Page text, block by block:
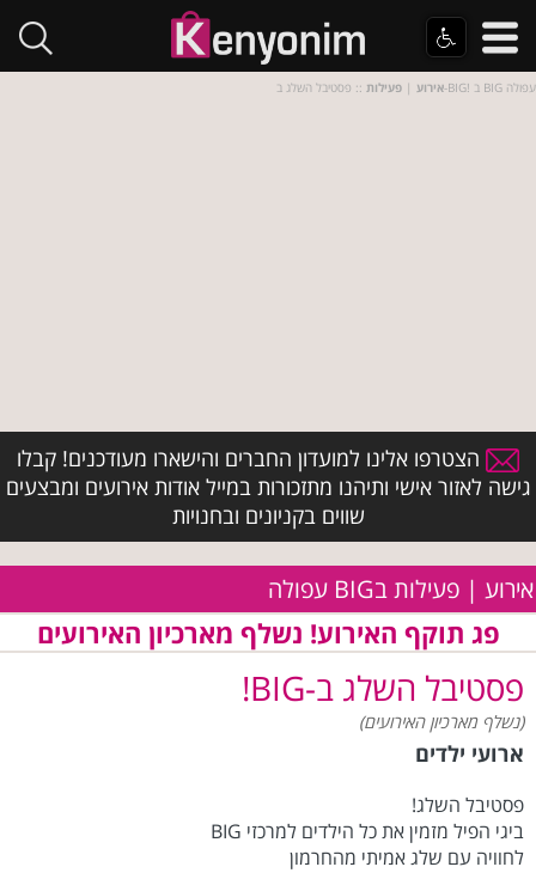
אירוע | פעילות :: פסטיבל השלג ב-BIG! ב BIG עפולה
הצטרפו אלינו למועדון החברים והישארו מעודכנים! קבלו
גישה לאזור אישי ותיהנו מתזכורות במייל אודות אירועים ומבצעים
שווים בקניונים ובחנויות
אירוע | פעילות בBIG עפולה
פג תוקף האירוע! נשלף מארכיון האירועים
פסטיבל השלג ב-BIG!
(נשלף מארכיון האירועים)
ארועי ילדים
פסטיבל השלג!
ביגי הפיל מזמין את כל הילדים למרכזי BIG
לחוויה עם שלג אמיתי מהחרמון